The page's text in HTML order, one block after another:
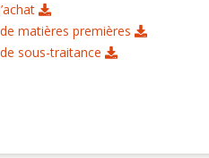
de matières premières
sous-traitance